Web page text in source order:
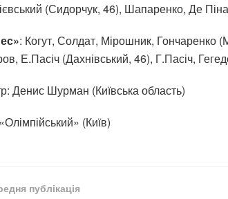
(Сидорчук, 46), Шапаренко, Де
: Когут, Солдат, Мірошник, Гончаренко
Е.Пасіч (Дахнівський, 46), Г.Пасіч,
Денис Шурман (Київська область)
(Київ)
публікація